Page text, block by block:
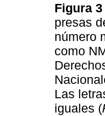
Figura 3
presas
número
como
Las
iguales (